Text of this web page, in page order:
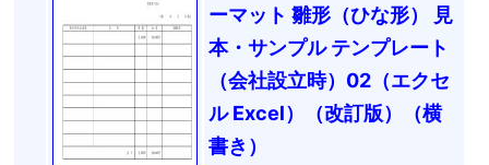
ーマット 雛形（ひな形） 見
本・サンプル テンプレート
（会社設立時）02（エクセ
ル Excel）（改訂版）（横
書き）